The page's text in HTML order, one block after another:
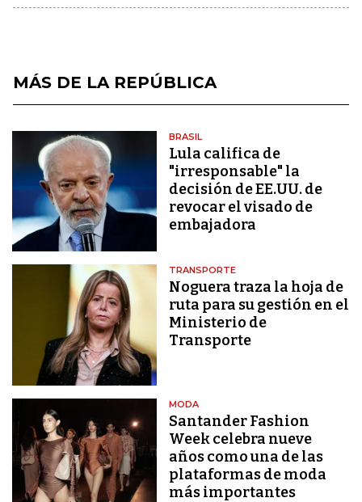
MÁS DE LA REPÚBLICA
BRASIL
Lula califica de
"irresponsable" la
decisión de EE.UU. de
revocar el visado de
embajadora
TRANSPORTE
Noguera traza la hoja de
ruta para su gestión en el
Ministerio de
Transporte
MODA
Santander Fashion
Week celebra nueve
años como una de las
plataformas de moda
más importantes